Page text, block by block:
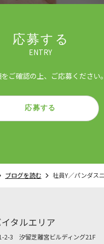
応募する
ENTRY
ご確認の上、ご応募ください。
応募する
ブログを読む 社員Y／パンダス
タルエリア
2-3 汐留芝離宮ビルディング21F